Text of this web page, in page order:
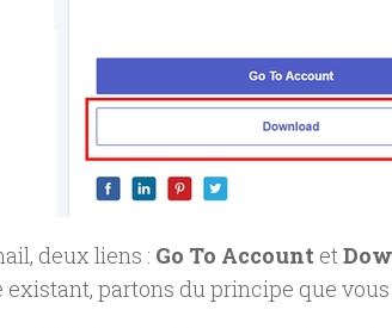
deux liens : Go To Account et
partons du principe que vous